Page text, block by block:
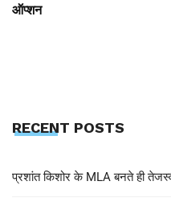
ऑप्शन
RECENT POSTS
प्रशांत किशोर के MLA बनते ही